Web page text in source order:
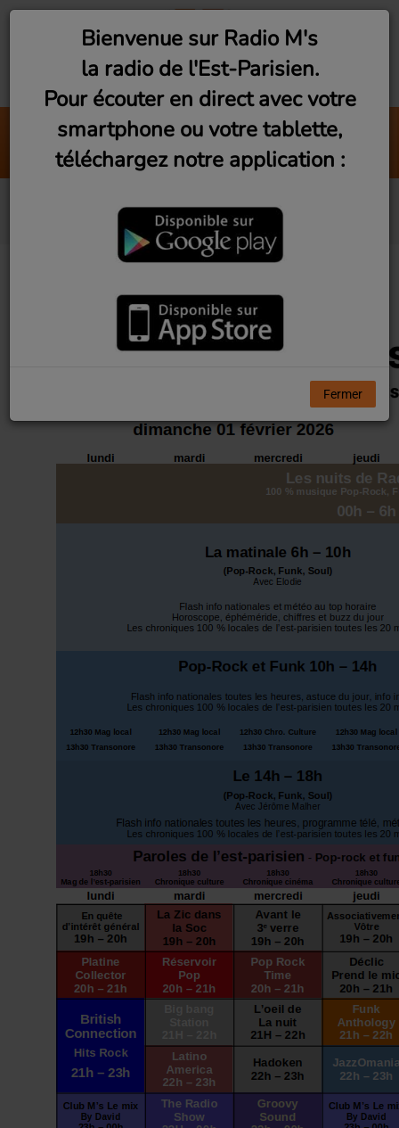
Your worst nightmare
Ella Doherty
Grilles des programmes
Bienvenue sur Radio M's
la radio de l'Est-Parisien.
Pour écouter en direct avec votre
smartphone ou votre tablette,
téléchargez notre application :
Fermer